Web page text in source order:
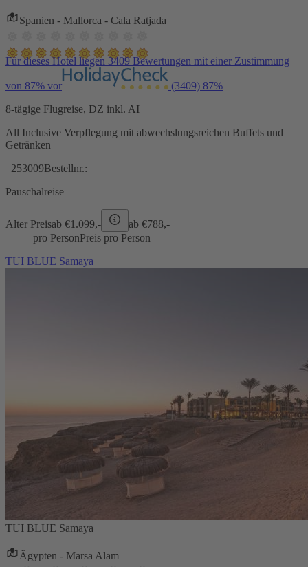
Spanien - Mallorca - Cala Ratjada
Für dieses Hotel liegen 3409 Bewertungen mit einer Zustimmung
von 87% vor (3409) 87%
8-tägige Flugreise, DZ inkl. AI
All Inclusive Verpflegung mit abwechslungsreichen Buffets und
Getränken
253009Bestellnr.:
Pauschalreise
Alter Preisab €1.099,- ab €788,-
pro PersonPreis pro Person
TUI BLUE Samaya
TUI BLUE Samaya
Ägypten - Marsa Alam